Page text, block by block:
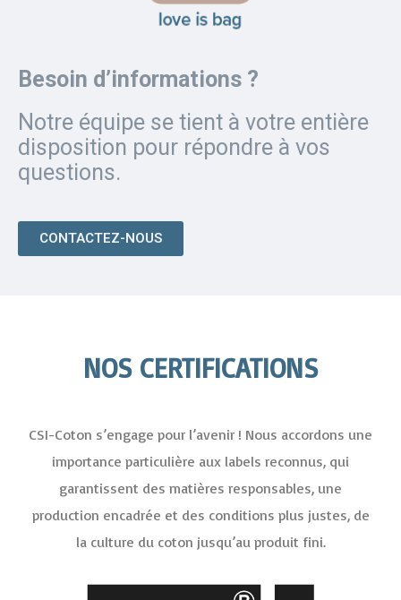
Besoin d’informations ?
Notre équipe se tient à votre entière
disposition pour répondre à vos
questions.
CONTACTEZ-NOUS
NOS CERTIFICATIONS
CSI-Coton s’engage pour l’avenir ! Nous accordons une
importance particulière aux labels reconnus, qui
garantissent des matières responsables, une
production encadrée et des conditions plus justes, de
la culture du coton jusqu’au produit fini.